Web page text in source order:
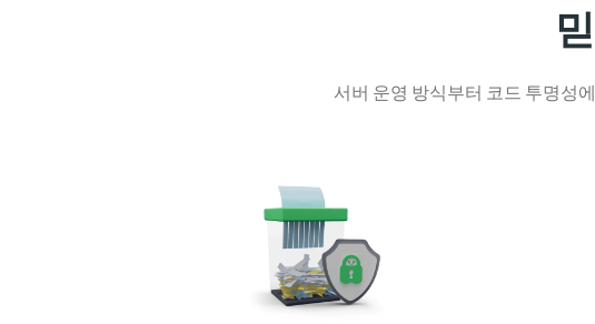
서버 운영 방식부터 코드 투명성